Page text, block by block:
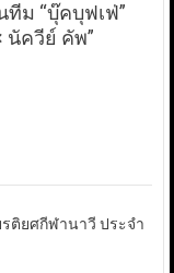
ม “บุ๊คบุฟเฟ่”
นัควีย์ คัพ”
รติยศกีฬานาวี ประจำ